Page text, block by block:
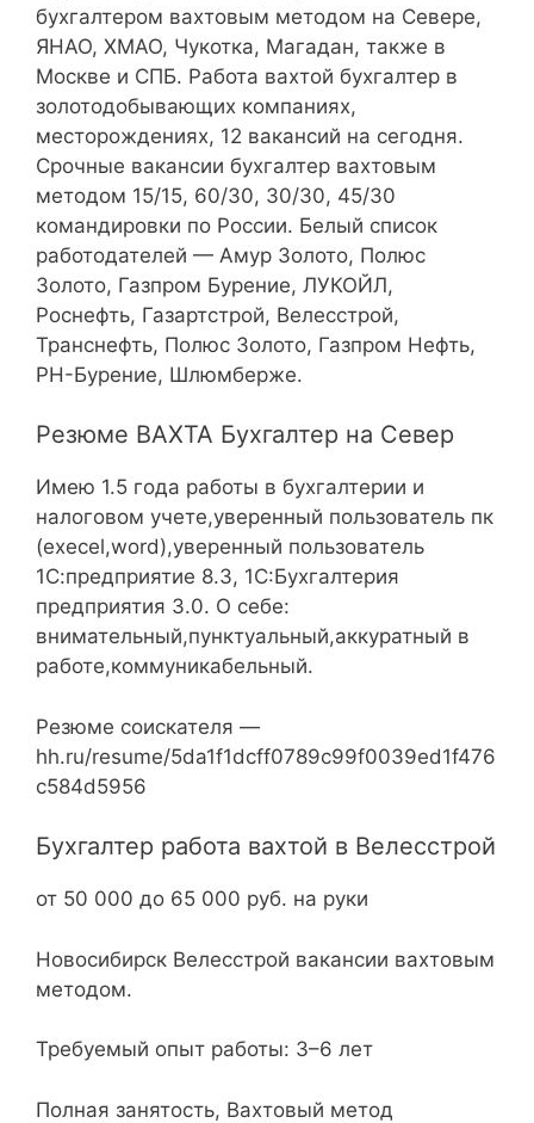
бухгалтером вахтовым методом на Севере,
ЯНАО, ХМАО, Чукотка, Магадан, также в
Москве и СПБ. Работа вахтой бухгалтер в
золотодобывающих компаниях,
месторождениях, 12 вакансий на сегодня.
Срочные вакансии бухгалтер вахтовым
методом 15/15, 60/30, 30/30, 45/30
командировки по России. Белый список
работодателей — Амур Золото, Полюс
Золото, Газпром Бурение, ЛУКОЙЛ,
Роснефть, Газартстрой, Велесстрой,
Транснефть, Полюс Золото, Газпром Нефть,
РН-Бурение, Шлюмберже.
Резюме ВАХТА Бухгалтер на Север
Имею 1.5 года работы в бухгалтерии и
налоговом учете,уверенный пользователь пк
(execel,word),уверенный пользователь
1С:предприятие 8.3, 1С:Бухгалтерия
предприятия 3.0. О себе:
внимательный,пунктуальный,аккуратный в
работе,коммуникабельный.
Резюме соискателя —
hh.ru/resume/5da1f1dcff0789c99f0039ed1f476
c584d5956
Бухгалтер работа вахтой в Велесстрой
от 50 000 до 65 000 руб. на руки
Новосибирск Велесстрой вакансии вахтовым
методом.
Требуемый опыт работы: 3–6 лет
Полная занятость, Вахтовый метод